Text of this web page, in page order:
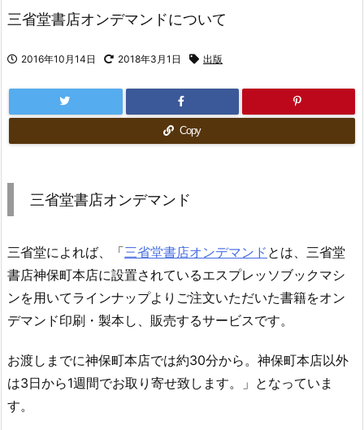
三省堂書店オンデマンドについて
2016年10月14日 2018年3月1日 出版
Copy
三省堂書店オンデマンド
三省堂によれば、「三省堂書店オンデマンド とは、三省堂
書店神保町本店に設置されているエスプレッソブックマシ
ンを用いてラインナップよりご注文いただいた書籍をオン
デマンド印刷・製本し、販売するサービスです。
お渡しまでに神保町本店では約30分から。神保町本店以外
は3日から1週間でお取り寄せ致します。」となっていま
す。